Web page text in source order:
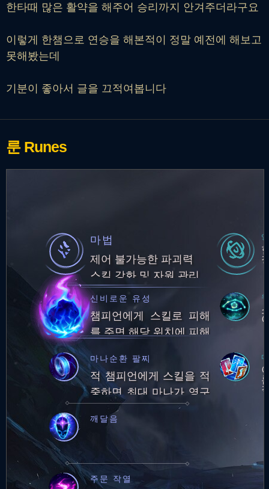
한타때 많은 활약을 해주어 승리까지 안겨주더라구요
이렇게 한챔으로 연승을 해본적이 정말 예전에 해보고
못해봤는데
기분이 좋아서 글을 끄적여봅니다
룬 Runes
마법
제어 불가능한 파괴력
스킬 강화 및 자원 관리
신비로운 유성
챔피언에게 스킬로 피해
를 주면 해당 위치에 피해
마나순환 팔찌
적 챔피언에게 스킬을 적
중하면 최대 마나가 영구
적으로 25만큼 증가합니
다. (최대 마나량: 250)최
1%를 회복합니다.
깨달음
주문 작열